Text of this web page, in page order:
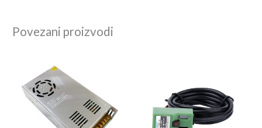
Povezani proizvodi